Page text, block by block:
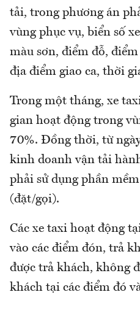
tải, trong phương án
vùng phục vụ, biển số
màu sơn, điểm đỗ,
địa điểm giao ca, thời
Trong một tháng, xe
gian hoạt động trong
70%. Đồng thời, từ
kinh doanh vận tải
phải sử dụng phần
(đặt/gọi).
Các xe taxi hoạt động
vào các điểm đón, trả
được trả khách, không
khách tại các điểm đó